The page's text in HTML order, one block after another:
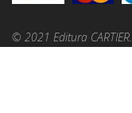
© 2021 Editura CARTIER.